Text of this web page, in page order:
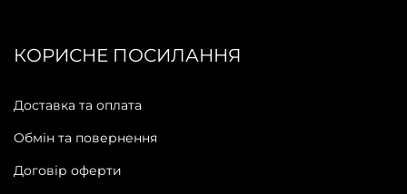
КОРИСНЕ ПОСИЛАННЯ
Доставка та оплата
Обмін та повернення
Договір оферти